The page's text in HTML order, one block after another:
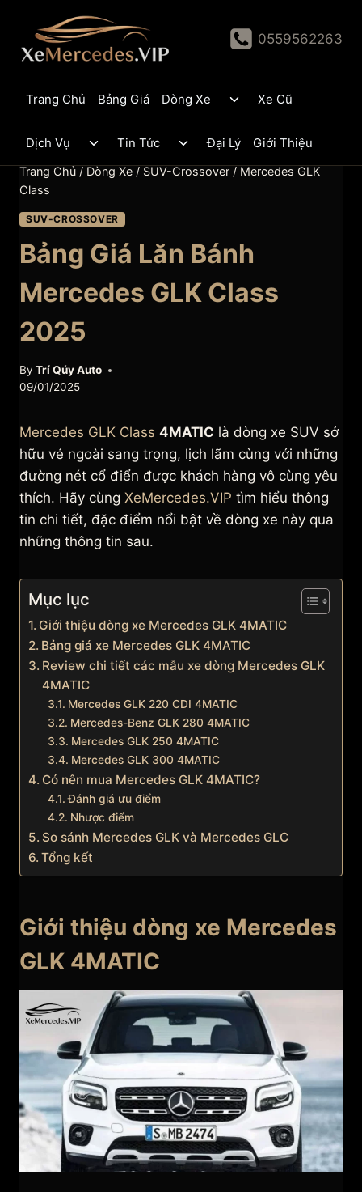
content
0559562263
Trang Chủ Bảng Giá Dòng Xe
ToggleXe Cũ
Dịch Vụ
Toggle
menu
Tin Tức
Toggle
menu
Đại Lý Giới Thiệu
Trang Chủ / Dòng Xe / SUV-Crossover / Mercedes GLK
Class
SUV-CROSSOVER
Bảng Giá Lăn Bánh
Mercedes GLK Class
2025
By Trí Qúy Auto
09/01/2025
Mercedes GLK Class 4MATIC là dòng xe SUV sở
hữu vẻ ngoài sang trọng, lịch lãm cùng với những
đường nét cổ điển được khách hàng vô cùng yêu
thích. Hãy cùng XeMercedes.VIP tìm hiểu thông
tin chi tiết, đặc điểm nổi bật về dòng xe này qua
những thông tin sau.
Mục lục
Giới thiệu dòng xe Mercedes GLK 4MATIC
Bảng giá xe Mercedes GLK 4MATIC
Review chi tiết các mẫu xe dòng Mercedes GLK
4MATIC
Mercedes GLK 220 CDI 4MATIC
Mercedes-Benz GLK 280 4MATIC
Mercedes GLK 250 4MATIC
Mercedes GLK 300 4MATIC
Có nên mua Mercedes GLK 4MATIC?
Đánh giá ưu điểm
Nhược điểm
So sánh Mercedes GLK và Mercedes GLC
Tổng kết
Giới thiệu dòng xe Mercedes
GLK 4MATIC